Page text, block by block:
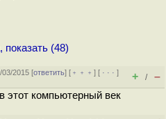
показать (48)
03/2015 [ответить] [ ﹢﹢﹢] [ · · ·]
+ / –
этот компьютерный век